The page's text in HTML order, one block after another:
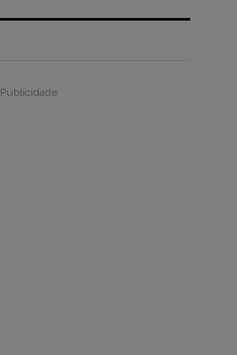
Publicidade